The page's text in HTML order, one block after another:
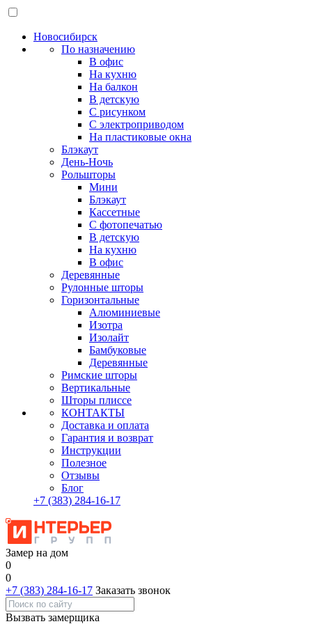
Новосибирск
По назначению
В офис
На кухню
На балкон
В детскую
С рисунком
С электроприводом
На пластиковые окна
Блэкаут
День-Ночь
Рольшторы
Мини
Блэкаут
Кассетные
С фотопечатью
В детскую
На кухню
В офис
Деревянные
Рулонные шторы
Горизонтальные
Алюминиевые
Изотра
Изолайт
Бамбуковые
Деревянные
Римские шторы
Вертикальные
Шторы плиссе
КОНТАКТЫ
Доставка и оплата
Гарантия и возврат
Инструкции
Полезное
Отзывы
Блог
+7 (383) 284-16-17
Замер на дом
0
0
+7 (383) 284-16-17 Заказать звонок
Вызвать замерщика